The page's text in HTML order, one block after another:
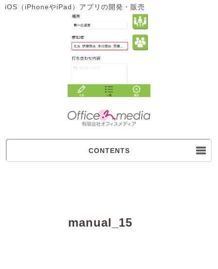
iOS（iPhoneやiPad）アプリの開発・販売
CONTENTS
manual_15